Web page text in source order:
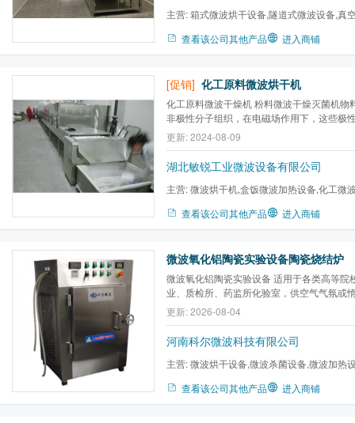
主营:箱式微波烘干设备,隧道式微波设备,真
查看该公司其他产品 进入商铺
[促销] 化工原料微波烘干机
化工原料微波干燥机 粉料微波干燥灭菌机物
非极性分子组织，在电磁场作用下，这些极
态转为依电场方向进行取向排列。而在湖北
下，这些取向运动以每秒数十亿的频率不断
烈运动与磁撞摩擦，从而产生热量，达到电
更新: 2024-08-09
湖北敏锐工业微波设备有限公司
主营:微波烘干机,盒饭微波加热设备,化工微
查看该公司其他产品 进入商铺
微波氧化铝陶瓷实验设备陶瓷烧结炉
微波氧化铝陶瓷实验设备 适用于各类高等院
业、质检所、药监所化验室，供空气气氛或
属、陶瓷的烧结、煅烧、焙烧和小型工价等
干、热处理。
更新: 2026-08-04
河南科尔微波科技有限公司
主营:微波烘干设备,微波杀菌设备,微波加热
查看该公司其他产品 进入商铺